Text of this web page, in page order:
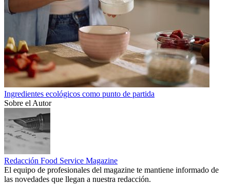
Ingredientes ecológicos como punto de partida
Sobre el Autor
Redacción Food Service Magazine
El equipo de profesionales del magazine te mantiene informado de
las novedades que llegan a nuestra redacción.